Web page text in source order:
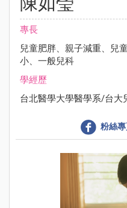
專長
兒童肥胖、親子減重、兒
小、一般兒科
學經歷
台北醫學大學醫學系/台大
粉絲